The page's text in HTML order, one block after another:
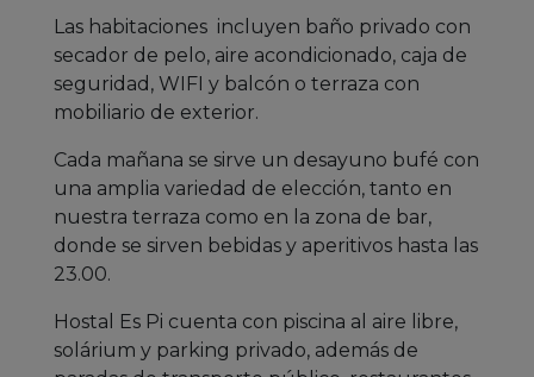
Las habitaciones incluyen baño privado con
secador de pelo, aire acondicionado, caja de
seguridad, WIFI y balcón o terraza con
mobiliario de exterior.
Cada mañana se sirve un desayuno bufé con
una amplia variedad de elección, tanto en
nuestra terraza como en la zona de bar,
donde se sirven bebidas y aperitivos hasta las
23.00.
Hostal Es Pi cuenta con piscina al aire libre,
solárium y parking privado, además de